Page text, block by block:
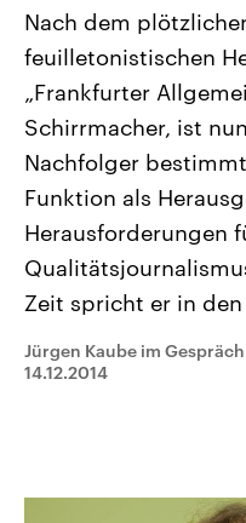
Landtagswahl Sachsen-
2026
Alle Informationen
Sachsen-Anhalt wählt am 6.
September 2026 einen
Landtag. Seit 2021 wird das
Bundesland von einer
Umfragen, Prognosen,
Wahlprogramme, aktuelle
und Hintergründe zu den
Wahl.
Sendungen
Audio-Archiv
Nach dem
feuilletonistischen
„Frankfurter
Schirrmacher, ist
Nachfolger
Funktion als
Herausforderungen
Zeit spricht er in
Jürgen Kaube im
14.12.2014